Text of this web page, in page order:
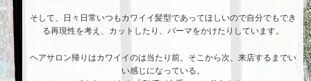
そして、日々日常いつもカワイイ髪型であってほしいので自分でもでき
る再現性を考え、カットしたり、パーマをかけたりしています。
ヘアサロン帰りはカワイイのは当たり前。そこから次、来店するまでい
い感じになっている。